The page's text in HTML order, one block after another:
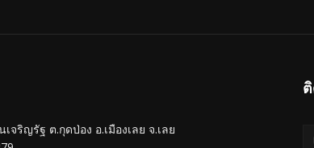
จริญรัฐ ต.กุดป่อง อ.เมืองเลย จ.เลย